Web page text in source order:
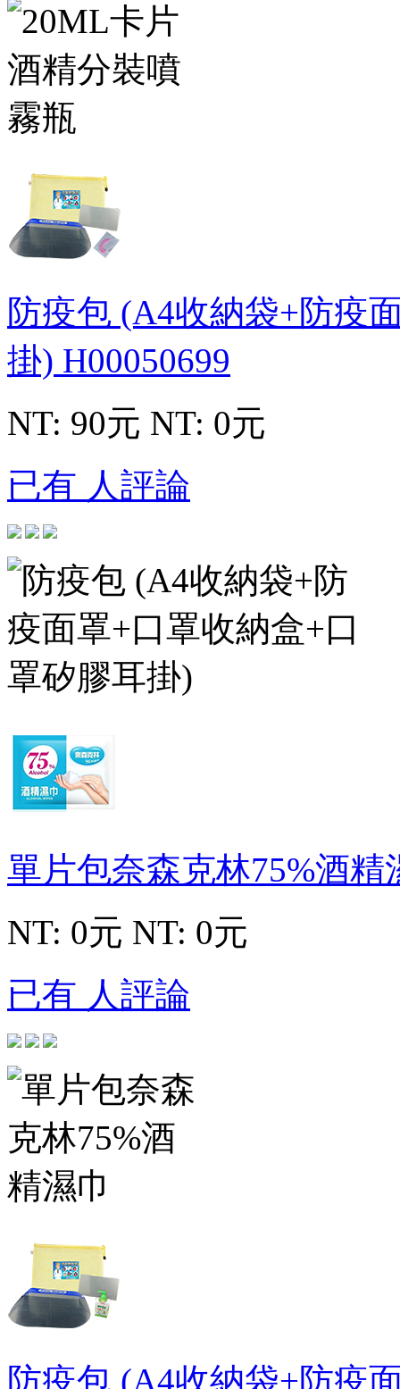
防疫包 (A4收納袋+防疫
掛) H00050699
NT: 90元 NT: 0元
已有 人評論
單片包奈森克林75%酒
NT: 0元 NT: 0元
已有 人評論
防疫包 (A4收納袋+防疫